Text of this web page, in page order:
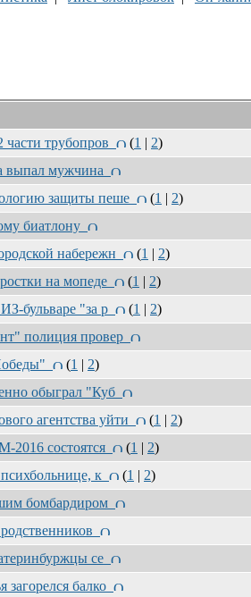
трубопров
(1 | 2)
выпал мужчина
защиты пеше
(1 | 2)
биатлону
набережн
(1 | 2)
на мопеде
(1 | 2)
бульваре "за р
(1 | 2)
полиция провер
(1 | 2)
обыграл "Куб
агентства уйти
(1 | 2)
2016 состоятся
(1 | 2)
к
(1 | 2)
бомбардиром
се
балко